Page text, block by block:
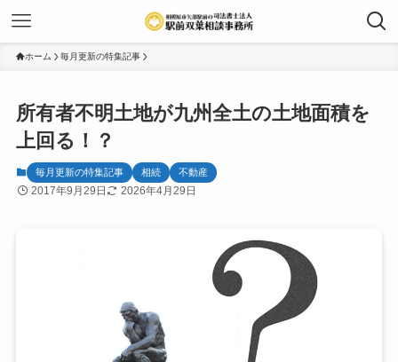
ホーム 毎月更新の特集記事
所有者不明土地が九州全土の土地面積を
上回る！？
毎月更新の特集記事 相続 不動産
2017年9月29日 2026年4月29日